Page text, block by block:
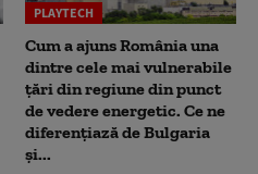
PLAYTECH
Cum a ajuns România una
dintre cele mai vulnerabile
țări din regiune din punct
de vedere energetic. Ce ne
diferențiază de Bulgaria
și...